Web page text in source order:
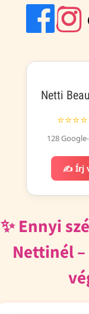
Netti
128
✍️ Írj
✨ Ennyi
Nettinél –